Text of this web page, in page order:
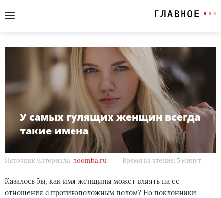
У самых гулящих женщин всегда
такие имена
Источник материала: noomba.ru Время на чтение: 5 минут
Казалось бы, как имя женщины может влиять на ее
отношения с противоположным полом? Но поклонники